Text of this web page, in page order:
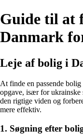
Guide til at
Danmark
Leje af bolig i
At finde en passende
opgave, især for ukrainske
den rigtige viden og
mere effektiv.
1. Søgning efter